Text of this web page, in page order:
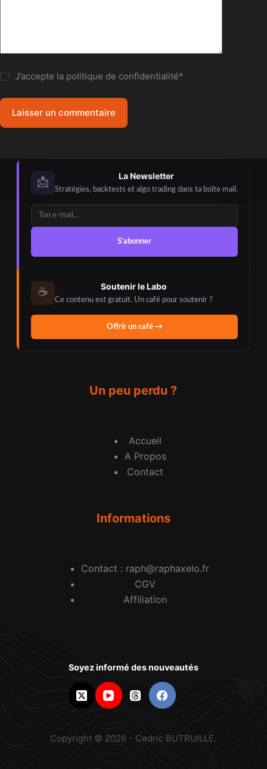
J’accepte la politique de confidentialité*
Laisser un commentaire
📩
La Newsletter
Stratégies, backtests et algo trading dans ta boîte mail.
S'abonner
☕
Soutenir le Labo
Ce contenu est gratuit. Un café pour soutenir ?
Offrir un café →
Un peu perdu ?
Accueil
A Propos
Contact
Informations
Contact : raph@raphaxelo.fr
CGV
Affiliation
Soyez informé des nouveautés
Copyright © 2026 - Cedric BUTRUILLE.